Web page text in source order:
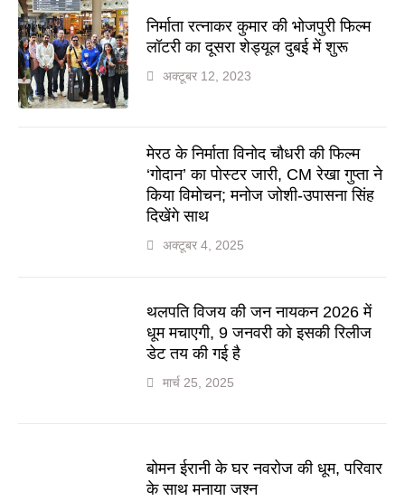
निर्माता रत्नाकर कुमार की भोजपुरी फिल्म
लॉटरी का दूसरा शेड्यूल दुबई में शुरू
अक्टूबर 12, 2023
मेरठ के निर्माता विनोद चौधरी की फिल्म
‘गोदान’ का पोस्टर जारी, CM रेखा गुप्ता ने
किया विमोचन; मनोज जोशी-उपासना सिंह
दिखेंगे साथ
अक्टूबर 4, 2025
थलपति विजय की जन नायकन 2026 में
धूम मचाएगी, 9 जनवरी को इसकी रिलीज
डेट तय की गई है
मार्च 25, 2025
बोमन ईरानी के घर नवरोज की धूम, परिवार
के साथ मनाया जश्न